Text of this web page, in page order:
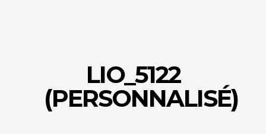
LIO_5122
(PERSONNALISÉ)